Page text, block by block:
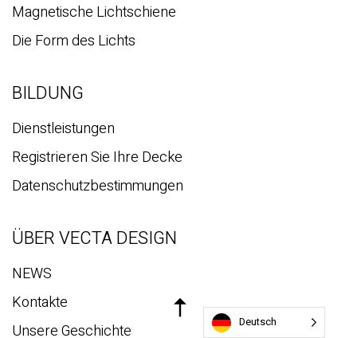
Magnetische Lichtschiene
Die Form des Lichts
BILDUNG
Dienstleistungen
Registrieren Sie Ihre Decke
Datenschutzbestimmungen
ÜBER VECTA DESIGN
NEWS
Kontakte
Unsere Geschichte
Deutsch